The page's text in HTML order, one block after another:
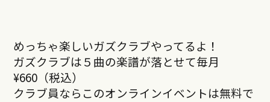
めっちゃ楽しいガズクラブやってるよ！
ガズクラブは５曲の楽譜が落とせて毎月
¥660（税込）
クラブ員ならこのオンラインイベントは無料で